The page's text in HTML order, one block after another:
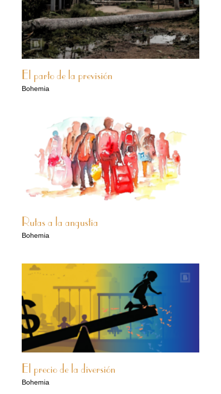
El parto de la previsión
Bohemia
Rutas a la angustia
Bohemia
El precio de la diversión
Bohemia